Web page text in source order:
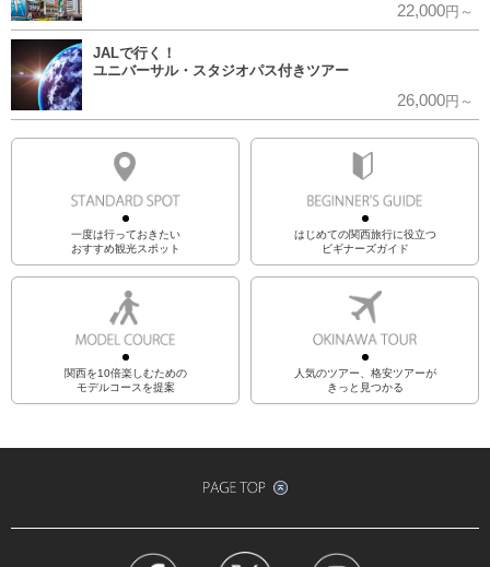
22,000円～
JALで行く！
ユニバーサル・スタジオパス付きツアー
26,000円～
一度は行っておきたい
おすすめ観光スポット
はじめての関西旅行に役立つ
ビギナーズガイド
関西を10倍楽しむための
モデルコースを提案
人気のツアー、格安ツアーが
きっと見つかる